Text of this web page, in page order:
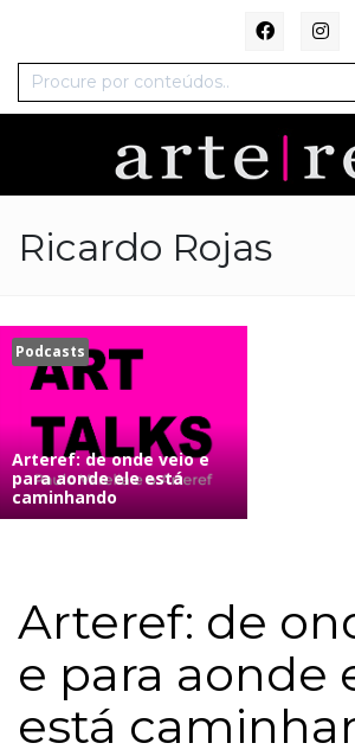
Ricardo Rojas
Podcasts
Arteref: de onde veio e
para aonde ele está
caminhando
Arteref: de
e para aonde
está